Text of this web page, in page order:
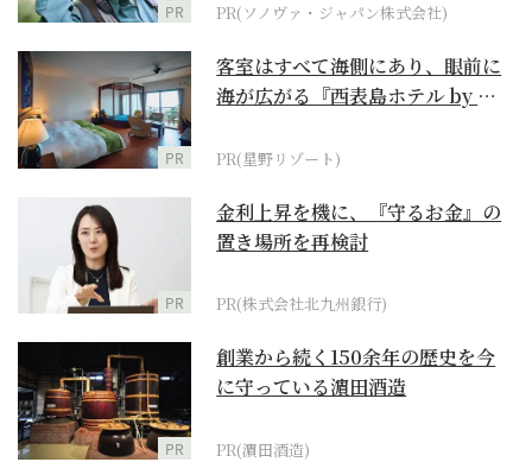
PR PR(ソノヴァ・ジャパン株式会社)
PR
客室はすべて海側にあり、眼前に
海が広がる『西表島ホテル by 星
PR(星野リゾート)
PR
金利上昇を機に、『守るお金』の
置き場所を再検討
PR(株式会社北九州銀行)
PR
創業から続く150余年の歴史を今
に守っている濵田酒造
PR(濵田酒造)